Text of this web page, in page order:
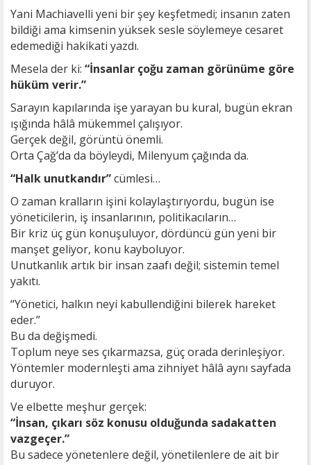
Yani Machiavelli yeni bir şey keşfetmedi; insanın zaten
bildiği ama kimsenin yüksek sesle söylemeye cesaret
edemediği hakikati yazdı.
Mesela der ki: “İnsanlar çoğu zaman görünüme göre
hüküm verir.”
Sarayın kapılarında işe yarayan bu kural, bugün ekran
ışığında hâlâ mükemmel çalışıyor.
Gerçek değil, görüntü önemli.
Orta Çağ’da da böyleydi, Milenyum çağında da.
“Halk unutkandır”cümlesi…
O zaman kralların işini kolaylaştırıyordu, bugün ise
yöneticilerin, iş insanlarının, politikacıların…
Bir kriz üç gün konuşuluyor, dördüncü gün yeni bir
manşet geliyor, konu kayboluyor.
Unutkanlık artık bir insan zaafı değil; sistemin temel
yakıtı.
“Yönetici, halkın neyi kabullendiğini bilerek hareket
eder.”
Bu da değişmedi.
Toplum neye ses çıkarmazsa, güç orada derinleşiyor.
Yöntemler modernleşti ama zihniyet hâlâ aynı sayfada
duruyor.
Ve elbette meşhur gerçek:
“İnsan, çıkarı söz konusu olduğunda sadakatten
vazgeçer.”
Bu sadece yönetenlere değil, yönetilenlere de ait bir